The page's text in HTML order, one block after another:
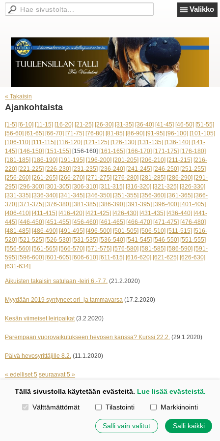
Valikko
« Takaisin
Ajankohtaista
[1-5] [6-10] [11-15] [16-20] [21-25] [26-30] [31-35] [36-40] [41-45] [46-50] [51-55]
[56-60] [61-65] [66-70] [71-75] [76-80] [81-85] [86-90] [91-95] [96-100] [101-105]
[106-110] [111-115] [116-120] [121-125] [126-130] [131-135] [136-140] [141-
145] [146-150] [151-155] [156-160] [161-165] [166-170] [171-175] [176-180]
[181-185] [186-190] [191-195] [196-200] [201-205] [206-210] [211-215] [216-
220] [221-225] [226-230] [231-235] [236-240] [241-245] [246-250] [251-255]
[256-260] [261-265] [266-270] [271-275] [276-280] [281-285] [286-290] [291-
295] [296-300] [301-305] [306-310] [311-315] [316-320] [321-325] [326-330]
[331-335] [336-340] [341-345] [346-350] [351-355] [356-360] [361-365] [366-
370] [371-375] [376-380] [381-385] [386-390] [391-395] [396-400] [401-405]
[406-410] [411-415] [416-420] [421-425] [426-430] [431-435] [436-440] [441-
445] [446-450] [451-455] [456-460] [461-465] [466-470] [471-475] [476-480]
[481-485] [486-490] [491-495] [496-500] [501-505] [506-510] [511-515] [516-
520] [521-525] [526-530] [531-535] [536-540] [541-545] [546-550] [551-555]
[556-560] [561-565] [566-570] [571-575] [576-580] [581-585] [586-590] [591-
595] [596-600] [601-605] [606-610] [611-615] [616-620] [621-625] [626-630]
[631-634]
Aikuisten takaisin satulaan -leiri 6.-7.7. (21.2.2020)
Myydään 2019 syntyneet ori- ja tammavarsa (17.2.2020)
Kesän viimeiset leiripaikat (3.2.2020)
Parempaan vuorovaikutukseen hevosen kanssa? Kurssi 22.2. (29.1.2020)
Päivä hevosyrittäjille 8.2. (11.1.2020)
« edelliset 5 seuraavat 5 »
Tehty Yhdistysavaimella |Evästeet
Tällä sivustolla käytetään evästeitä. Lue lisää evästeistä.
Valitse käytettävät evästeet
Välttämättömät Tilastointi Markkinointi
Salli vain valitut Salli kaikki